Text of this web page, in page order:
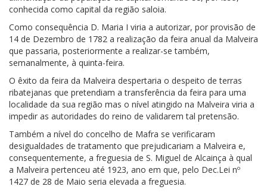
conhecida como capital da região saloia.
Como consequência D. Maria I viria a autorizar, por provisão de
14 de Dezembro de 1782 a realização da feira anual da Malveira
que passaria, posteriormente a realizar-se também,
semanalmente, à quinta-feira.
O êxito da feira da Malveira despertaria o despeito de terras
ribatejanas que pretendiam a transferência da feira para uma
localidade da sua região mas o nível atingido na Malveira viria a
impedir as autoridades do reino de validarem tal pretensão.
Também a nível do concelho de Mafra se verificaram
desigualdades de tratamento que prejudicariam a Malveira e,
consequentemente, a freguesia de S. Miguel de Alcainça à qual
a Malveira pertenceu até 1923, ano em que, pelo Dec.Lei nº
1427 de 28 de Maio seria elevada a freguesia.